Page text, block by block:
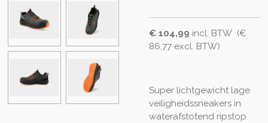
€ 104,99 incl. BTW (€
86,77 excl. BTW)
Super lichtgewicht lage
veiligheidssneakers in
waterafstotend ripstop